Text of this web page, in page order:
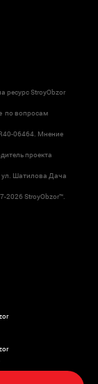
ресурс StroyObzor
по вопросам
06464. Мнение
проекта
ул. Шатилова Дача
2026 StroyObzor™.
by